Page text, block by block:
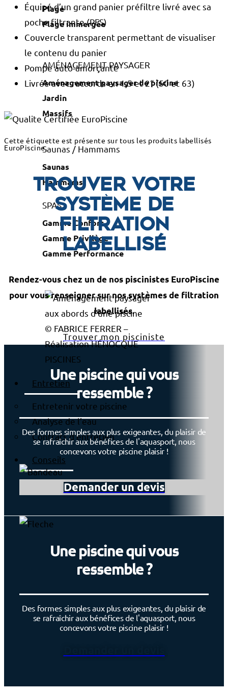
Plage
Plage immergée
AMÉNAGEMENT PAYSAGER
Aménagement paysager de piscine
Jardin
Massifs
Saunas / Hammams
Saunas
Hammams
SPAS
Gamme Confort
Gamme Privilège
Gamme Performance
© FABRICE FERRER –
Réalisation HÉNOCQUE
PISCINES
Entretien
Entretenir votre piscine
Analyse de l’eau
Contrats d’entretien
Conseils
Équipé d’un grand panier préfiltre livré avec sa
poche filtrante (PFS)
Couvercle transparent permettant de visualiser
le contenu du panier
Pompe auto-amorçante
Livrée avec raccords en 1,5 et 2“ (50 et 63)
Cette étiquette est présente sur tous les produits labellisés
EuroPiscine.
Trouver votre
système de
filtration
labellisé
Rendez-vous chez un de nos piscinistes EuroPiscine
pour vous renseigner sur nos systèmes de filtration
labellisés.
Trouver mon pisciniste
Une piscine qui vous
ressemble ?
Des formes simples aux plus exigeantes, du plaisir de
se rafraîchir aux bénéfices de l'aquasport, nous
concevons votre piscine plaisir !
Demander un devis
Une piscine qui vous
ressemble ?
Des formes simples aux plus exigeantes, du plaisir de
se rafraîchir aux bénéfices de l'aquasport, nous
concevons votre piscine plaisir !